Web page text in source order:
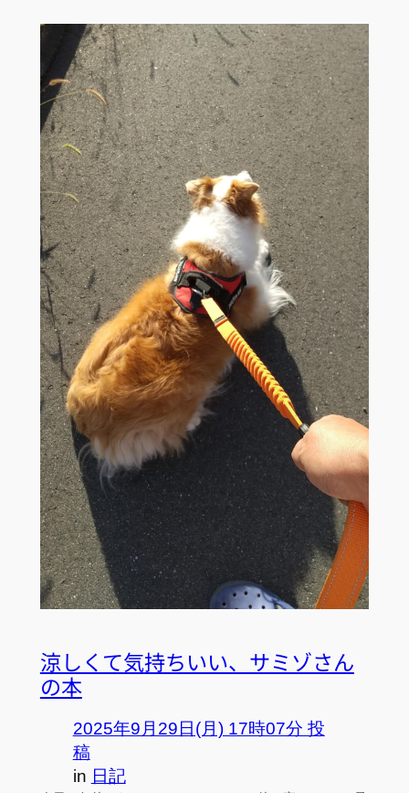
涼しくて気持ちいい、サミゾさん
の本
2025年9月29日(月) 17時07分 投
稿
in 日記